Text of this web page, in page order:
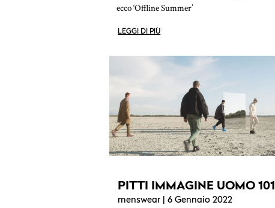
ecco ‘Offline Summer’
LEGGI DI PIÙ
PITTI IMMAGINE UOMO 101
menswear | 6 Gennaio 2022